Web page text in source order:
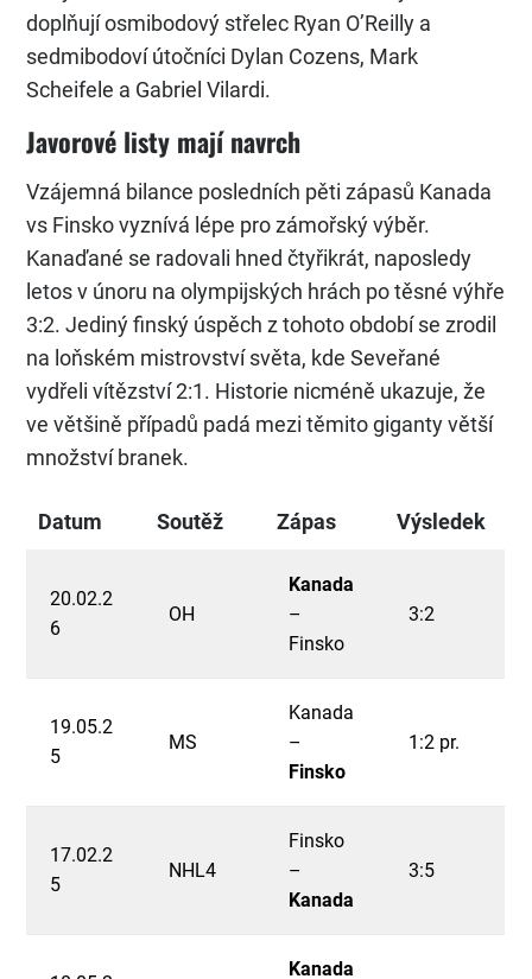
doplňují osmibodový střelec Ryan O’Reilly a
sedmibodoví útočníci Dylan Cozens, Mark
Scheifele a Gabriel Vilardi.
Javorové listy mají navrch
Vzájemná bilance posledních pěti zápasů Kanada
vs Finsko vyznívá lépe pro zámořský výběr.
Kanaďané se radovali hned čtyřikrát, naposledy
letos v únoru na olympijských hrách po těsné výhře
3:2. Jediný finský úspěch z tohoto období se zrodil
na loňském mistrovství světa, kde Seveřané
vydřeli vítězství 2:1. Historie nicméně ukazuje, že
ve většině případů padá mezi těmito giganty větší
množství branek.
Datum Soutěž Zápas Výsledek
20.02.2
6
OH
Kanada
–
Finsko
3:2
19.05.2
5
MS
Kanada
–
Finsko
1:2 pr.
17.02.2
5
NHL4
Finsko
–
Kanada
3:5
Kanada